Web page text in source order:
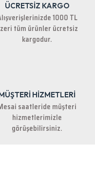
ÜCRETSİZ KARGO
1000 TL
tüm ürünler ücretsiz
kargodur.
HİZMETLERİ
saatleride müşteri
hizmetlerimizle
görüşebilirsiniz.